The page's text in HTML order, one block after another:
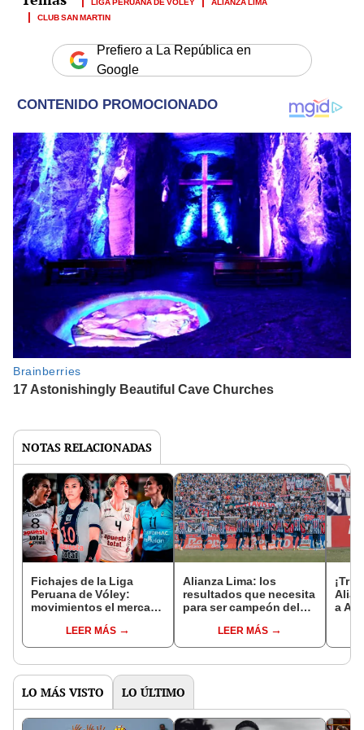
CLUB SAN MARTIN
Prefiero a La República en
Google
NOTAS RELACIONADAS
Fichajes de la Liga
Peruana de Vóley:
movimientos el mercado
Universitario, Alianza,
San Martín y Regatas
LEER MÁS
Alianza Lima: los
resultados que necesita
para ser campeón del
LEER MÁS
a
LO MÁS VISTO LO ÚLTIMO